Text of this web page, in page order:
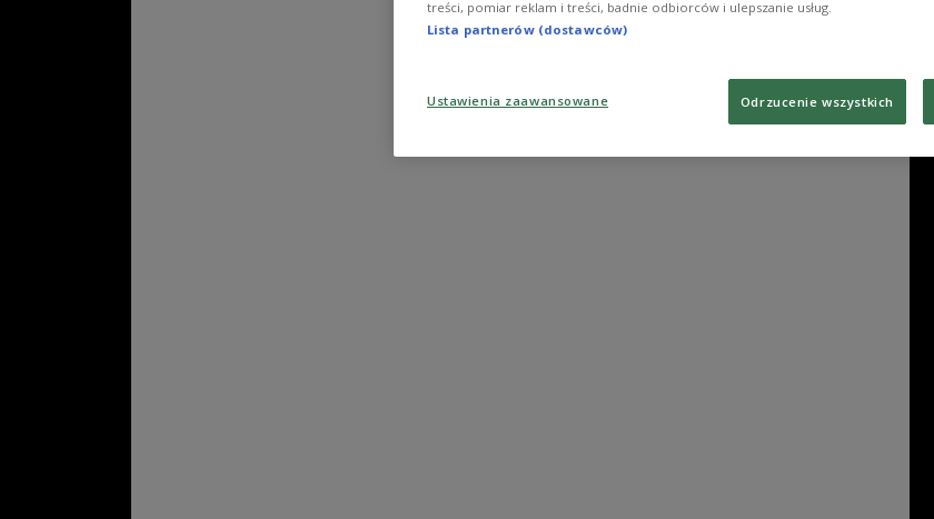
treści, pomiar reklam i treści, badnie odbiorców i ulepszanie usług.
Lista partnerów (dostawców)
Ustawienia zaawansowane Odrzucenie wszystkich